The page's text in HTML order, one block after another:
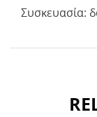
Συσκευασία: